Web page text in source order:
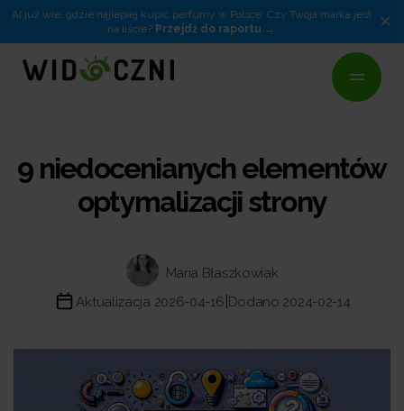
AI już wie, gdzie najlepiej kupić perfumy w Polsce. Czy Twoja marka jest
na liście? Przejdź do raportu ×
9 niedocenianych elementów
optymalizacji strony
Maria Błaszkowiak
Aktualizacja 2026-04-16 Dodano 2024-02-14